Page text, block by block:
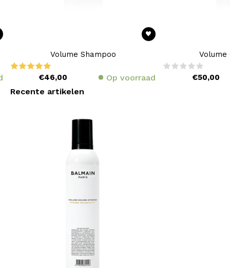
Volume Shampoo
€46,00 Op voorraad
Volume
€50,00
Recente artikelen